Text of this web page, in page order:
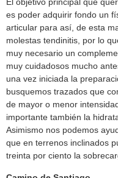
El objetivo principal que
es poder adquirir fondo un
articular para así, de esta
molestas tendinitis, por lo
muy necesario un
muy cuidadosos mucho
una vez iniciada la
busquemos trazados que
de mayor o menor
importante también la
Asimismo nos podemos
que en terrenos inclinados
treinta por ciento la